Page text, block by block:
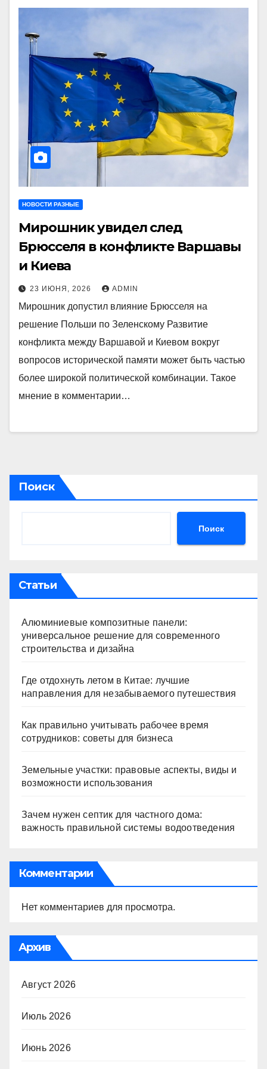
НОВОСТИ РАЗНЫЕ
Мирошник увидел след
Брюсселя в конфликте Варшавы
и Киева
23 ИЮНЯ, 2026 ADMIN
Мирошник допустил влияние Брюсселя на
решение Польши по Зеленскому Развитие
конфликта между Варшавой и Киевом вокруг
вопросов исторической памяти может быть частью
более широкой политической комбинации. Такое
мнение в комментарии…
Поиск
Поиск
Статьи
Алюминиевые композитные панели:
универсальное решение для современного
строительства и дизайна
Где отдохнуть летом в Китае: лучшие
направления для незабываемого путешествия
Как правильно учитывать рабочее время
сотрудников: советы для бизнеса
Земельные участки: правовые аспекты, виды и
возможности использования
Зачем нужен септик для частного дома:
важность правильной системы водоотведения
Комментарии
Нет комментариев для просмотра.
Архив
Август 2026
Июль 2026
Июнь 2026